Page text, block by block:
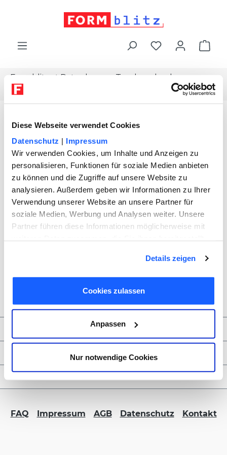
Diese Webseite verwendet Cookies
Datenschutz | Impressum
Wir verwenden Cookies, um Inhalte und Anzeigen zu
personalisieren, Funktionen für soziale Medien anbieten
zu können und die Zugriffe auf unsere Website zu
analysieren. Außerdem geben wir Informationen zu Ihrer
Verwendung unserer Website an unsere Partner für
soziale Medien, Werbung und Analysen weiter. Unsere
Partner führen diese Informationen möglicherweise mit
gesammelt haben. Sie geben Einwilligung zu unseren
Cookies, wenn Sie unsere Webseite weiterhin nutzen.
Details zeigen
Cookies zulassen
Anpassen
Nur notwendige Cookies
Formblitz Ratgeber
Topdownload
Businessplan-cafe
Zahlungsmöglichkeiten
Service & Kontakt
FORMBLITZ B2B
FAQ Impressum AGB Datenschutz Kontakt